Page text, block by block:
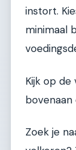
instort.
minimaal
Kijk op de
bovenaan
Zoek je